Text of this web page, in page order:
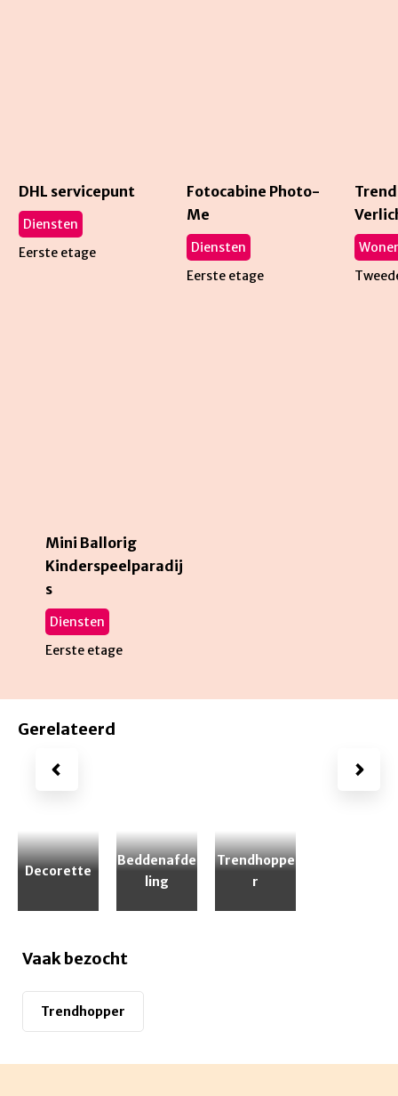
DHL servicepunt
Diensten
Eerste etage
Fotocabine Photo-
Me
Diensten
Eerste etage
Mini Ballorig
Kinderspeelparadij
s
Diensten
Eerste etage
Gerelateerd
Decorette
Beddenafde
ling
Trendhoppe
r
Vaak bezocht
Trendhopper